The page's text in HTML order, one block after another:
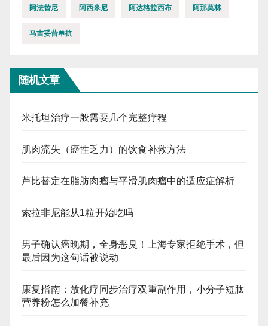
阿法替尼 阿西米尼 阿达格拉西布 阿那莫林
马吉妥昔单抗
随机文章
米托坦治疗一般需要几个完整疗程
肌肉流失（癌性乏力）的饮食补救方法
芦比替定在脂肪肉瘤与平滑肌肉瘤中的适应症解析
索拉非尼能从1粒开始吃吗
男子确认癌晚期，全身恶臭！上海专家拒绝手术，但
最后因为这句话被说动
康复指南：放化疗同步治疗双重副作用，小分子短肽
营养粉怎么加餐补充